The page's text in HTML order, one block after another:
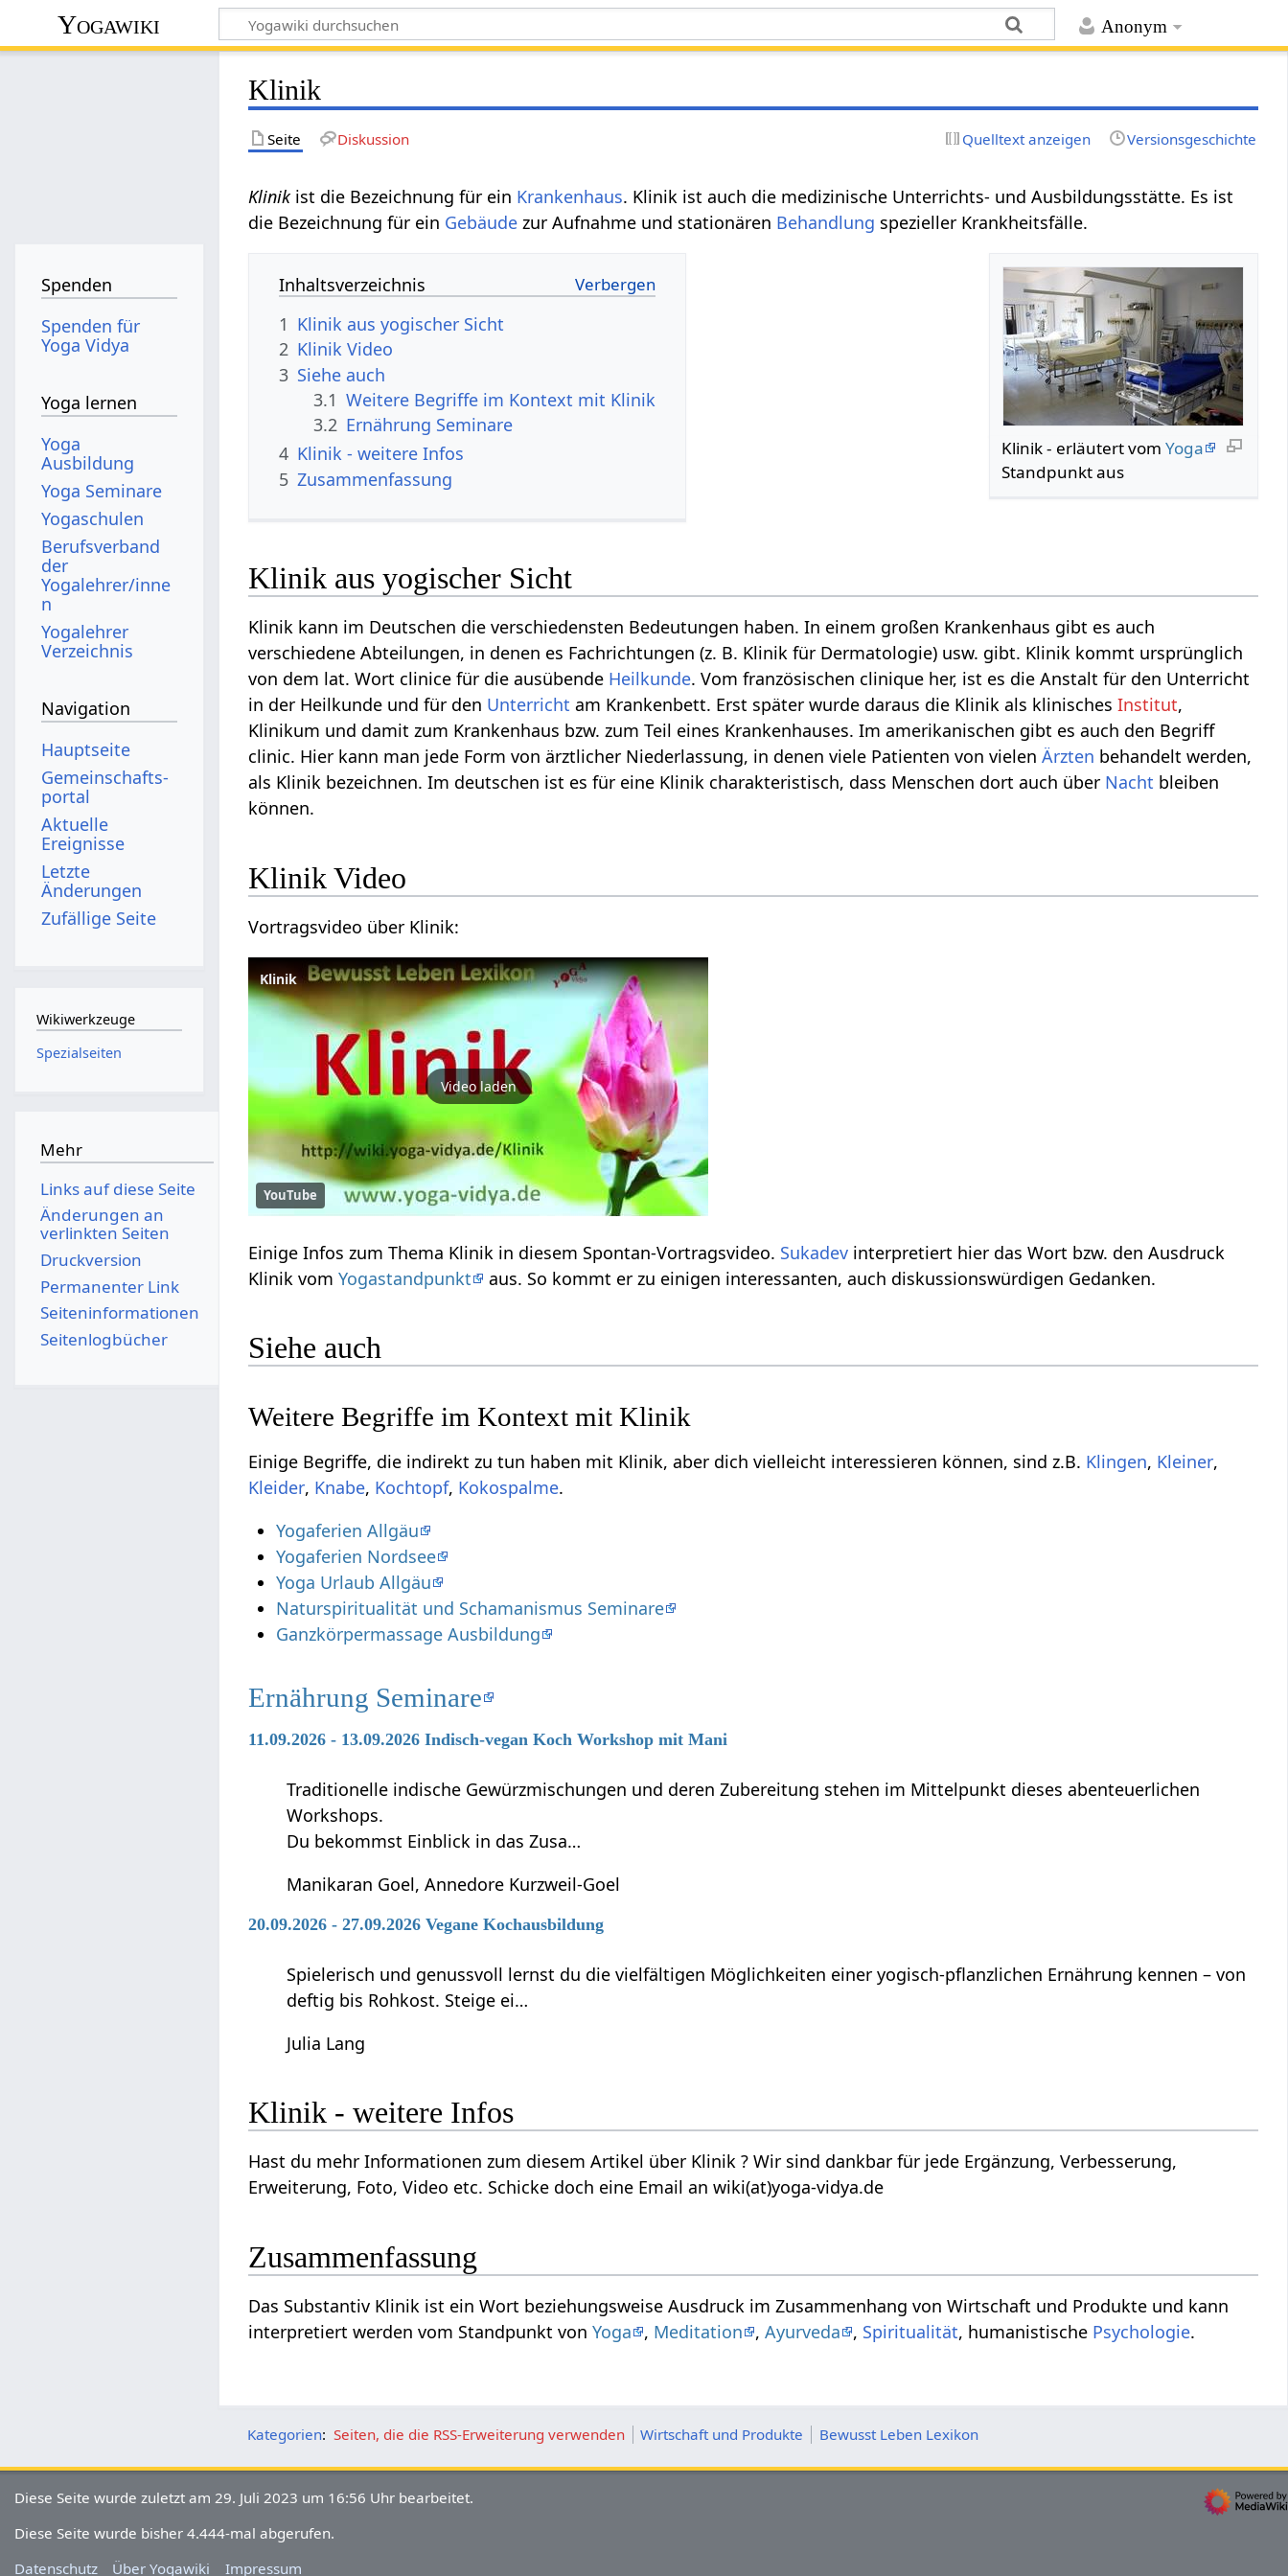
Anonym
Yogawiki
Klinik
Seite Diskussion Quelltext anzeigen Versionsgeschichte
Klinik‏‎ist die Bezeichnung für ein Krankenhaus. Klinik ist auch die medizinische Unterrichts- und Ausbildungsstätte. Es ist
die Bezeichnung für ein Gebäude zur Aufnahme und stationären Behandlung spezieller Krankheitsfälle.
Klinik‏‎ - erläutert vomYoga
Standpunkt aus
Inhaltsverzeichnis
1 Klinik aus yogischer Sicht
2
Klinik‏‎ Video
3 Siehe auch
3.1
3.2 Ernährung Seminare
4
Klinik‏‎ - weitere Infos
5 Zusammenfassung
Klinik aus yogischer Sicht
Klinik kann im Deutschen die verschiedensten Bedeutungen haben. In einem großen Krankenhaus gibt es auch
verschiedene Abteilungen, in denen es Fachrichtungen (z. B. Klinik für Dermatologie) usw. gibt. Klinik kommt ursprünglich
von dem lat. Wort clinice für die ausübende Heilkunde. Vom französischen clinique her, ist es die Anstalt für den Unterricht
in der Heilkunde und für den Unterricht am Krankenbett. Erst später wurde daraus die Klinik als klinischesInstitut,
Klinikum und damit zum Krankenhaus bzw. zum Teil eines Krankenhauses. Im amerikanischen gibt es auch den Begriff
clinic. Hier kann man jede Form von ärztlicher Niederlassung, in denen viele Patienten von vielenÄrzten behandelt werden,
als Klinik bezeichnen. Im deutschen ist es für eine Klinik charakteristisch, dass Menschen dort auch über Nacht bleiben
können.
Klinik‏‎ Video
Vortragsvideo über Klinik‏‎:
Klinik
Video laden
YouTube
Einige Infos zum Thema Klinik‏‎ in diesem Spontan-Vortragsvideo. Sukadev interpretiert hier das Wort bzw. den Ausdruck
Klinik‏‎ vomYogastandpunkt aus. So kommt er zu einigen interessanten, auch diskussionswürdigen Gedanken.
Siehe auch
Einige Begriffe, die indirekt zu tun haben mit Klinik‏‎, aber dich vielleicht interessieren können, sind z.B. ,
,
, , Kochtopf‏‎,
.
Yogaferien Allgäu
Yogaferien Nordsee
Yoga Urlaub Allgäu
Naturspiritualität und Schamanismus Seminare
Ganzkörpermassage Ausbildung
Ernährung Seminare
11.09.2026 - 13.09.2026 Indisch-vegan Koch Workshop mit Mani
Traditionelle indische Gewürzmischungen und deren Zubereitung stehen im Mittelpunkt dieses abenteuerlichen
Workshops.
Du bekommst Einblick in das Zusa…
Manikaran Goel, Annedore Kurzweil-Goel
20.09.2026 - 27.09.2026 Vegane Kochausbildung
Spielerisch und genussvoll lernst du die vielfältigen Möglichkeiten einer yogisch-pflanzlichen Ernährung kennen – von
deftig bis Rohkost. Steige ei…
Julia Lang
Klinik‏‎ - weitere Infos
Hast du mehr Informationen zum diesem Artikel über Klinik‏‎ ? Wir sind dankbar für jede Ergänzung, Verbesserung,
Erweiterung, Foto, Video etc. Schicke doch eine Email an wiki(at)yoga-vidya.de
Zusammenfassung
Das Substantiv Klinik‏‎ ist ein Wort beziehungsweise Ausdruck im Zusammenhang von Wirtschaft und Produkte und kann
interpretiert werden vom Standpunkt vonYoga , Meditation ,Ayurveda , Spiritualität, humanistische Psychologie.
Kategorien: Seiten, die die RSS-Erweiterung verwenden Wirtschaft und Produkte Bewusst Leben Lexikon
Spenden
Spenden für
Yoga Vidya
Yoga lernen
Yoga
Ausbildung
Yoga Seminare
Yogaschulen
Berufsverband
der
Yogalehrer/inne
n
Yogalehrer
Verzeichnis
Navigation
Hauptseite
Gemeinschafts­
portal
Aktuelle
Ereignisse
Letzte
Änderungen
Zufällige Seite
Wikiwerkzeuge
Spezialseiten
Mehr
Links auf diese Seite
Änderungen an
verlinkten Seiten
Druckversion
Permanenter Link
Seiten­­informationen
Seitenlogbücher
Diese Seite wurde zuletzt am 29. Juli 2023 um 16:56 Uhr bearbeitet.
Diese Seite wurde bisher 4.444-mal abgerufen.
Datenschutz
Über Yogawiki Impressum